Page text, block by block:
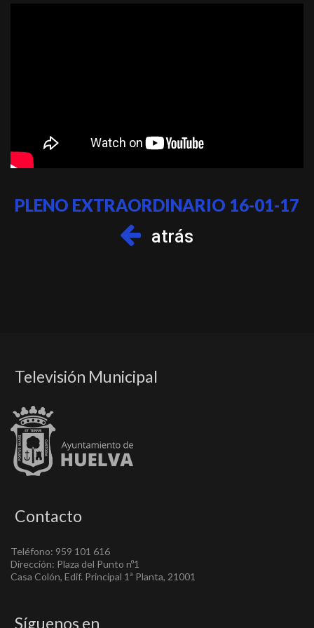
PLENO EXTRAORDINARIO 16-01-17
atrás
Televisión Municipal
Contacto
Teléfono: 959 101 616
Dirección: Plaza del Punto nº1
Casa Colón, Edif. Principal 1ª Planta, 21001
Síguenos en